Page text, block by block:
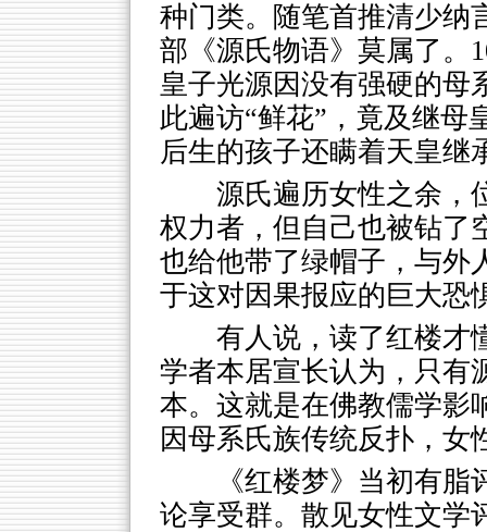
种门类。随笔首推清少纳
部《源氏物语》莫属了。
皇子光源因没有强硬的母
此遍访“鲜花”，竟及继母
后生的孩子还瞒着天皇继
源氏遍历女性之余
权力者，但自己也被钻了
也给他带了绿帽子，与外
于这对因果报应的巨大恐
有人说，读了红楼才
学者本居宣长认为，只有
本。这就是在佛教儒学影
因母系氏族传统反扑，女
《红楼梦》当初有
论享受群。散见女性文学